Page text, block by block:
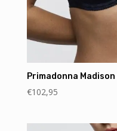
Primadonna
€102,95